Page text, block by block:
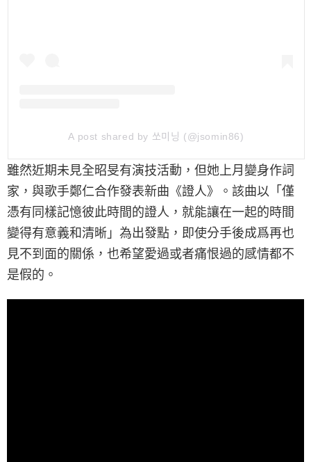
A post shared by 쏘미닝 (@jsomin86)
雖然近期未見全昭旻有演技活動，但她上月變身作詞
家，與歌手鄭仁合作發表新曲《證人》。該曲以「僅
憑有同樣記憶彼此時間的證人，就能讓在一起的時間
變得有意義和清晰」為出發點，即使分手後成爲再也
見不到面的關係，也希望愛過或者痛恨過的感情都不
是假的。